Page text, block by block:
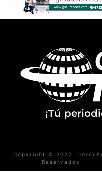
¡Tú
Copyright © 2022.
Reservados